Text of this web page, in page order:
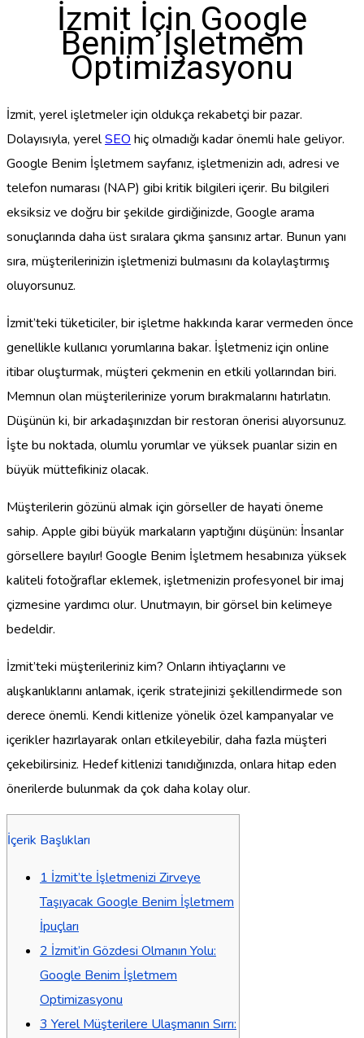
İzmit İçin Google
Benim İşletmem
Optimizasyonu
İzmit, yerel işletmeler için oldukça rekabetçi bir pazar.
Dolayısıyla, yerelSEO hiç olmadığı kadar önemli hale geliyor.
Google Benim İşletmem sayfanız, işletmenizin adı, adresi ve
telefon numarası (NAP) gibi kritik bilgileri içerir. Bu bilgileri
eksiksiz ve doğru bir şekilde girdiğinizde, Google arama
sonuçlarında daha üst sıralara çıkma şansınız artar. Bunun yanı
sıra, müşterilerinizin işletmenizi bulmasını da kolaylaştırmış
oluyorsunuz.
İzmit’teki tüketiciler, bir işletme hakkında karar vermeden önce
genellikle kullanıcı yorumlarına bakar. İşletmeniz için online
itibar oluşturmak, müşteri çekmenin en etkili yollarından biri.
Memnun olan müşterilerinize yorum bırakmalarını hatırlatın.
Düşünün ki, bir arkadaşınızdan bir restoran önerisi alıyorsunuz.
İşte bu noktada, olumlu yorumlar ve yüksek puanlar sizin en
büyük müttefikiniz olacak.
Müşterilerin gözünü almak için görseller de hayati öneme
sahip. Apple gibi büyük markaların yaptığını düşünün: İnsanlar
görsellere bayılır! Google Benim İşletmem hesabınıza yüksek
kaliteli fotoğraflar eklemek, işletmenizin profesyonel bir imaj
çizmesine yardımcı olur. Unutmayın, bir görsel bin kelimeye
bedeldir.
İzmit’teki müşterileriniz kim? Onların ihtiyaçlarını ve
alışkanlıklarını anlamak, içerik stratejinizi şekillendirmede son
derece önemli. Kendi kitlenize yönelik özel kampanyalar ve
içerikler hazırlayarak onları etkileyebilir, daha fazla müşteri
çekebilirsiniz. Hedef kitlenizi tanıdığınızda, onlara hitap eden
önerilerde bulunmak da çok daha kolay olur.
İçerik Başlıkları
1 İzmit’te İşletmenizi Zirveye
Taşıyacak Google Benim İşletmem
İpuçları
2 İzmit’in Gözdesi Olmanın Yolu:
Google Benim İşletmem
Optimizasyonu
3 Yerel Müşterilere Ulaşmanın Sırrı: